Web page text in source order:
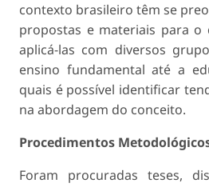
contexto brasileiro têm se
propostas e materiais para o
aplicá-las com diversos
ensino fundamental até a
quais é possível identificar
na abordagem do conceito.
Procedimentos
Foram procuradas teses,